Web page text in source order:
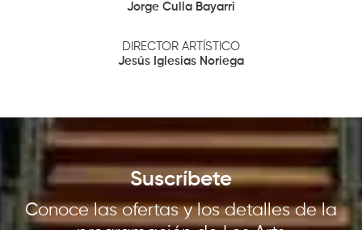
Jorge Culla Bayarri
DIRECTOR ARTÍSTICO
Jesús Iglesias Noriega
Suscríbete
Conoce las ofertas y los detalles de la